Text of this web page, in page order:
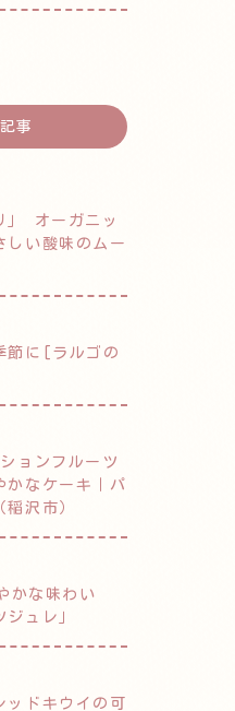
事
」 オーガニッ
しい酸味のムー
節に[ラルゴの
ョンフルーツ
かなケーキ｜パ
沢市）
な味わい
ジュレ」
ッドキウイの可